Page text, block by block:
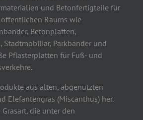
und Betonfertigteile für
Raums wie
Betonplatten,
Stadtmobiliar, Parkbänder und
Pflasterplatten für Fuß- und
aus alten, abgenutzten
Elefantengras (Miscanthus) her.
die unter den